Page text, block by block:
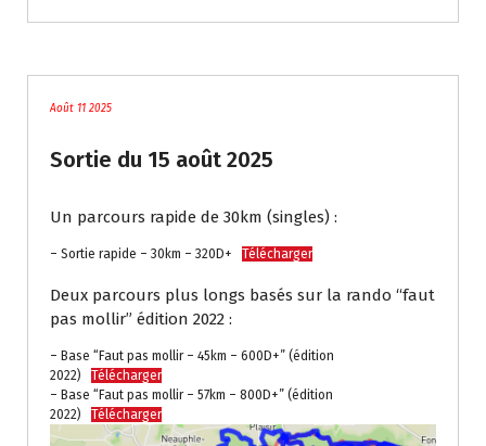
Août 11 2025
Sortie du 15 août 2025
Un parcours rapide de 30km (singles) :
– Sortie rapide – 30km – 320D+ Télécharger
Deux parcours plus longs basés sur la rando “faut
pas mollir” édition 2022 :
– Base “Faut pas mollir – 45km – 600D+” (édition
2022)
Télécharger
– Base “Faut pas mollir – 57km – 800D+” (édition
2022)
Télécharger